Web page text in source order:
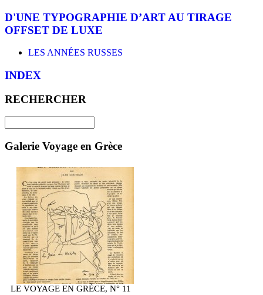
D'UNE TYPOGRAPHIE D’ART AU TIRAGE
OFFSET DE LUXE
LES ANNÉES RUSSES
INDEX
RECHERCHER
Galerie Voyage en Grèce
LE VOYAGE EN GRÈCE, N° 11